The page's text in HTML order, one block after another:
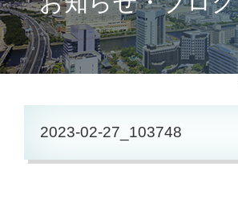
2023-02-27_103748